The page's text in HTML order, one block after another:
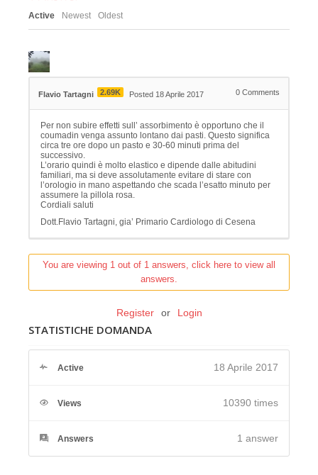
Active Newest Oldest
Flavio Tartagni 2.69K Posted 18 Aprile 2017 0 Comments
Per non subire effetti sull’ assorbimento è opportuno che il
coumadin venga assunto lontano dai pasti. Questo significa
circa tre ore dopo un pasto e 30-60 minuti prima del
successivo.
L’orario quindi è molto elastico e dipende dalle abitudini
familiari, ma si deve assolutamente evitare di stare con
l’orologio in mano aspettando che scada l’esatto minuto per
assumere la pillola rosa.
Cordiali saluti
Dott.Flavio Tartagni, gia’ Primario Cardiologo di Cesena
You are viewing 1 out of 1 answers, click here to view all
answers.
Register or Login
STATISTICHE DOMANDA
Active 18 Aprile 2017
Views 10390 times
Answers 1 answer